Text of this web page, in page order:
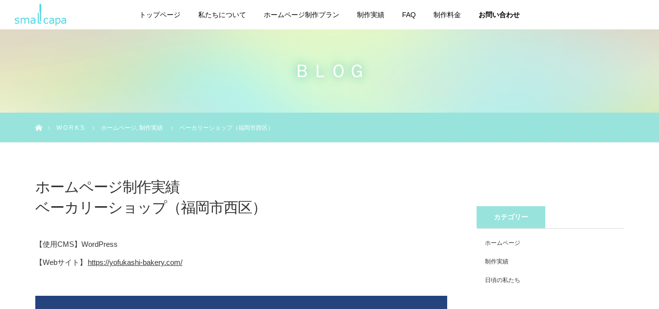
トップページ 私たちについて ホームページ制作プラン 制作実績 FAQ 制作料金 お問い合わせ
ＢＬＯＧ
W O R K S
ホームページ, 制作実績 ベーカリーショップ（福岡市西区）
ホームページ制作実績
ベーカリーショップ（福岡市西区）
【使用CMS】WordPress
【Webサイト】 https://yofukashi-bakery.com/
カテゴリー
ホームページ
制作実績
日頃の私たち